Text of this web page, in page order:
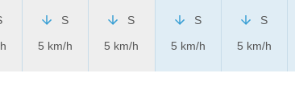
S
5 km/h
S
5 km/h
S
5 km/h
S
5 km/h